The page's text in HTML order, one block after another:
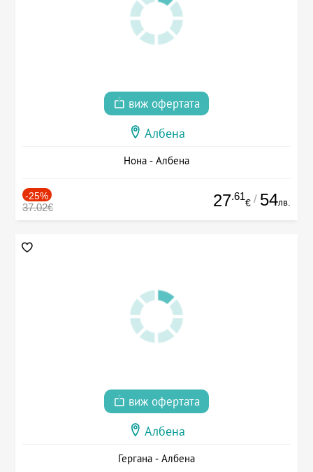
виж офертата
Албена
Нона - Албена
-25%
37.02€ 27.61
€ / 54лв.
виж офертата
Албена
Гергана - Албена